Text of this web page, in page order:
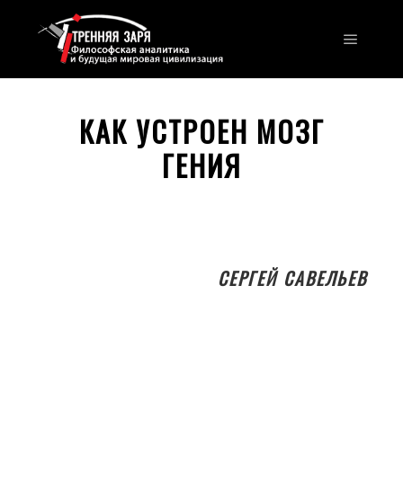
КАК УСТРОЕН МОЗГ
ГЕНИЯ
СЕРГЕЙ САВЕЛЬЕВ